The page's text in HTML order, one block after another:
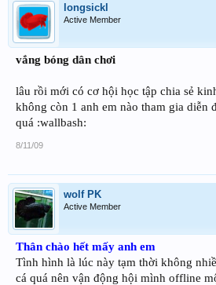
longsickl
Active Member
vắng bóng dân chơi
lâu rồi mới có cơ hội học tập chia sẻ
không còn 1 anh em nào tham gia diễn
quá :wallbash:
8/11/09
wolf PK
Active Member
Thân chào hết mấy anh em
Tình hình là lúc này tạm thời không
cá quá nên vận động hội mình offline